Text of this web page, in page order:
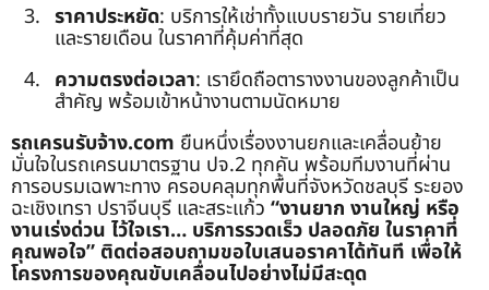
ราคาประหยัด: บริการให้เช่าทั้งแบบรายวัน รายเที่ยว
และรายเดือน ในราคาที่คุ้มค่าที่สุด
ความตรงต่อเวลา: เรายึดถือตารางงานของลูกค้าเป็น
สำคัญ พร้อมเข้าหน้างานตามนัดหมาย
รถเครนรับจ้าง.com ยืนหนึ่งเรื่องงานยกและเคลื่อนย้าย
มั่นใจในรถเครนมาตรฐาน ปจ.2 ทุกคัน พร้อมทีมงานที่ผ่าน
การอบรมเฉพาะทาง ครอบคลุมทุกพื้นที่จังหวัดชลบุรี ระยอง
ฉะเชิงเทรา ปราจีนบุรี และสระแก้ว “งานยาก งานใหญ่ หรือ
งานเร่งด่วน ไว้ใจเรา… บริการรวดเร็ว ปลอดภัย ในราคาที่
คุณพอใจ” ติดต่อสอบถามขอใบเสนอราคาได้ทันที เพื่อให้
โครงการของคุณขับเคลื่อนไปอย่างไม่มีสะดุด